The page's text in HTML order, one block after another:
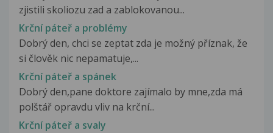
zjistili skoliozu zad a zablokovanou...
Krční páteř a problémy
Dobrý den, chci se zeptat zda je možný příznak, že
si člověk nic nepamatuje,...
Krční páteř a spánek
Dobrý den,pane doktore zajímalo by mne,zda má
polštář opravdu vliv na krční...
Krční páteř a svaly